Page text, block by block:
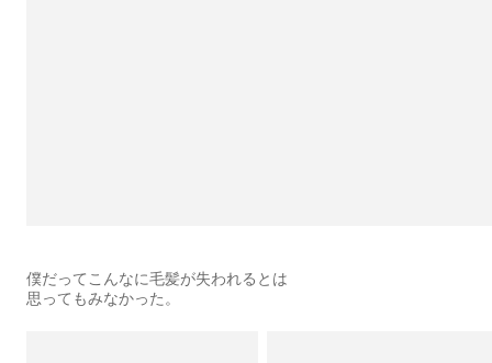
僕だってこんなに毛髪が失われるとは
思ってもみなかった。